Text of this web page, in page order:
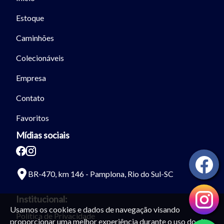
Usamos os cookies e dados de navegação visando
proporcionar uma melhor experiência durante o uso do site.
Estoque
Caminhões
Colecionáveis
Empresa
Contato
Favoritos
Mídias sociais
BR-470, km 146 - Pamplona, Rio do Sul-SC
Institucional:
Política de Privacidade